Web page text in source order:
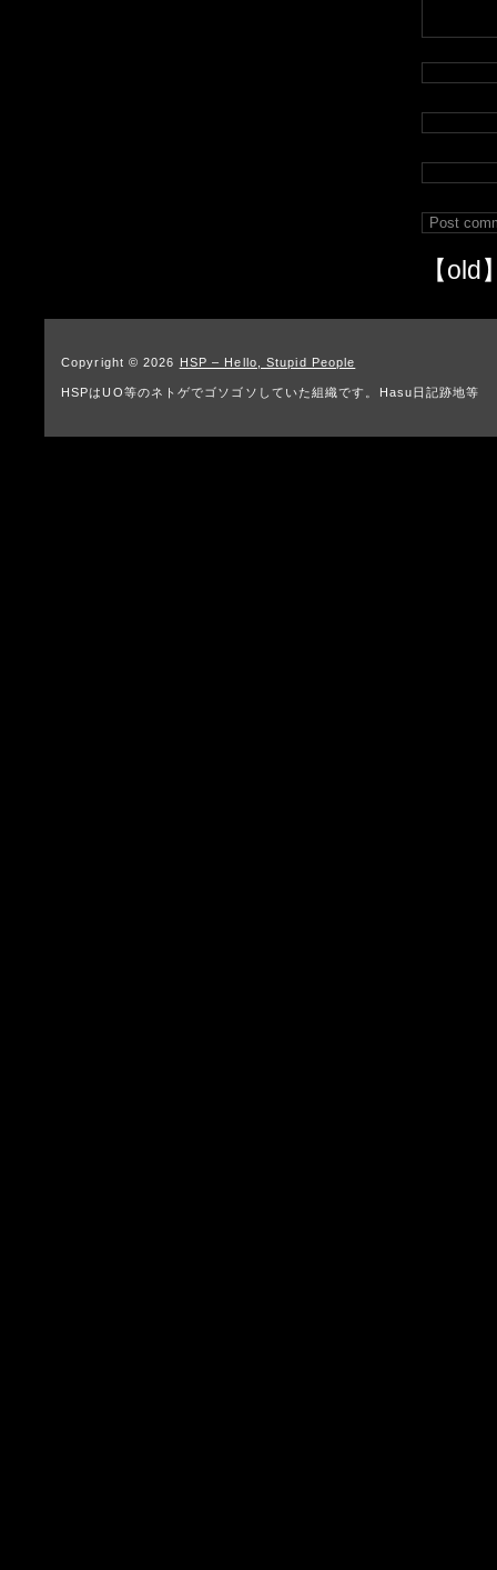
【old
Copyright © 2026 HSP – Hello, Stupid People
HSPはUO等のネトゲでゴソゴソしていた組織です。Hasu日記跡地等